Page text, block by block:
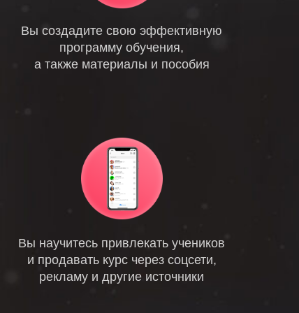
Вы создадите свою эффективную
программу обучения,
а также материалы и пособия
Вы научитесь привлекать учеников
и продавать курс через соцсети,
рекламу и другие источники